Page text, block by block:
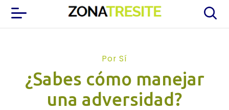
Por Sí
¿Sabes cómo manejar
una adversidad?